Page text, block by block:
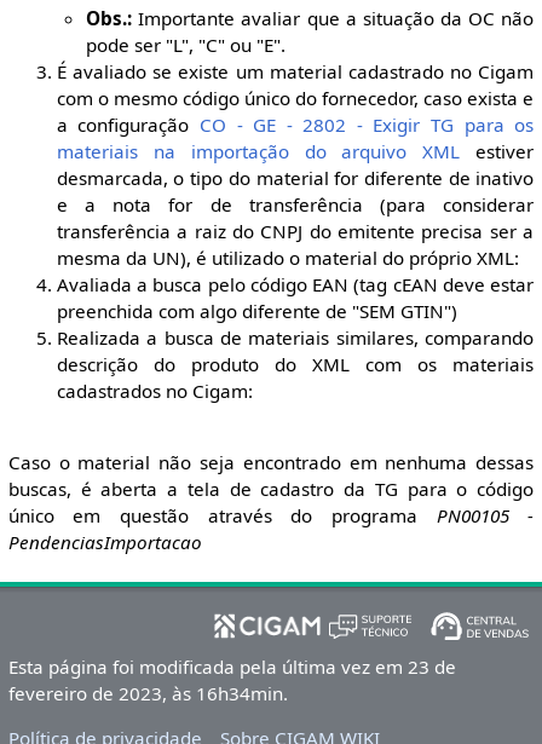
Obs.: Importante avaliar que a situação da OC não
pode ser "L", "C" ou "E".
É avaliado se existe um material cadastrado no Cigam
com o mesmo código único do fornecedor, caso exista e
a configuração CO - GE - 2802 - Exigir TG para os
materiais na importação do arquivo XML estiver
desmarcada, o tipo do material for diferente de inativo
e a nota for de transferência (para considerar
transferência a raiz do CNPJ do emitente precisa ser a
mesma da UN), é utilizado o material do próprio XML:
Avaliada a busca pelo código EAN (tag cEAN deve estar
preenchida com algo diferente de "SEM GTIN")
Realizada a busca de materiais similares, comparando
descrição do produto do XML com os materiais
cadastrados no Cigam:
Caso o material não seja encontrado em nenhuma dessas
buscas, é aberta a tela de cadastro da TG para o código
único em questão através do programa PN00105 -
PendenciasImportacao
Esta página foi modificada pela última vez em 23 de
fevereiro de 2023, às 16h34min.
Política de privacidade
Sobre CIGAM WIKI